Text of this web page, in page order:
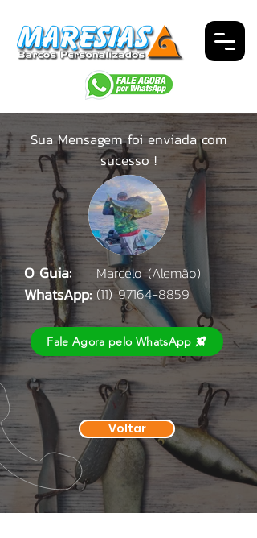
Sua Mensagem foi enviada com
sucesso !
O Guia: Marcelo (Alemão)
WhatsApp: (11) 97164-8859
Fale Agora pelo WhatsApp
Voltar